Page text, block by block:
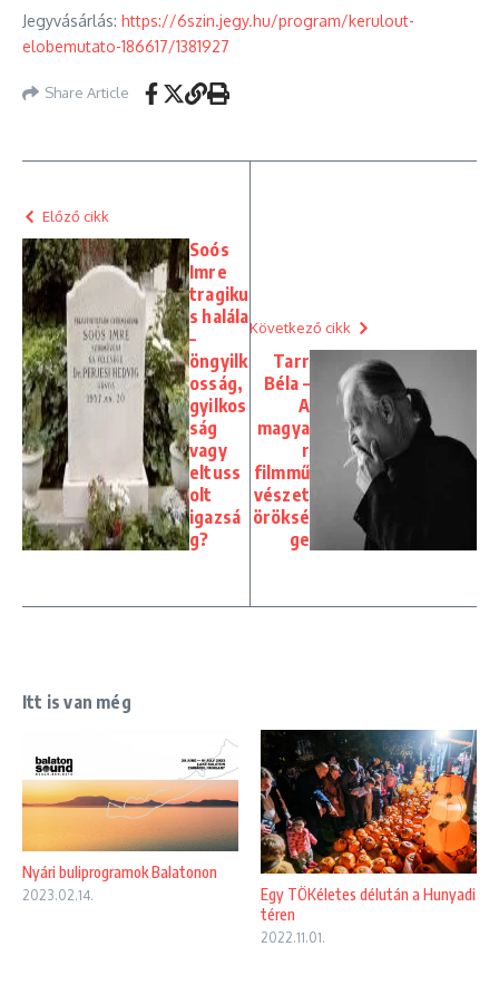
Jegyvásárlás: https://6szin.jegy.hu/program/kerulout-
elobemutato-186617/1381927
Share Article
Előző cikk
Soós
Imre
tragiku
s halála
–
öngyilk
osság,
gyilkos
ság
vagy
eltuss
olt
igazsá
g?
Következő cikk
Tarr
Béla –
A
magya
r
filmmű
vészet
öröksé
ge
Itt is van még
Nyári buliprogramok Balatonon
2023.02.14.
Egy TÖKéletes délután a Hunyadi
téren
2022.11.01.